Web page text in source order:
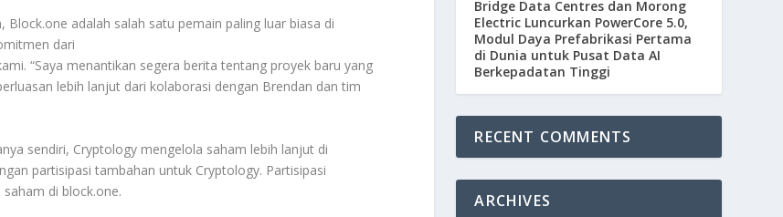
adalah salah satu pemain paling luar biasa di
dari
“Saya menantikan segera berita tentang proyek baru yang
lebih lanjut dari kolaborasi dengan Brendan dan tim
sendiri, Cryptology mengelola saham lebih lanjut di
partisipasi tambahan untuk Cryptology. Partisipasi
di block.one.
Bridge Data Centres dan Morong
Electric Luncurkan PowerCore 5.0,
Modul Daya Prefabrikasi Pertama
di Dunia untuk Pusat Data AI
Berkepadatan Tinggi
RECENT COMMENTS
ARCHIVES